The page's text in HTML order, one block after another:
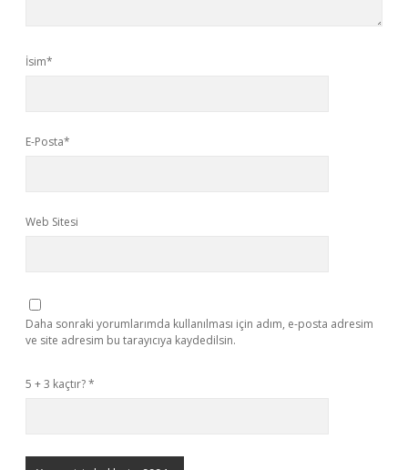
İsim*
E-Posta*
Web Sitesi
Daha sonraki yorumlarımda kullanılması için adım, e-posta adresim
ve site adresim bu tarayıcıya kaydedilsin.
5 + 3 kaçtır?*